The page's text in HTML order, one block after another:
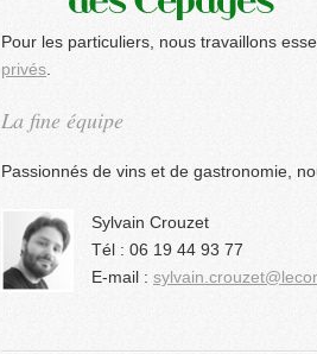
Pour les particuliers, nous travaillons
privés
La fine équipe
Passionnés de vins et de gastronomie,
Sylvain Crouzet
Tél : 06 19 44 93 77
E-mail :